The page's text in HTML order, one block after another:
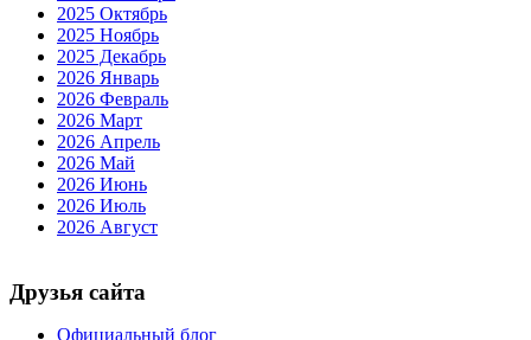
2025 Октябрь
2025 Ноябрь
2025 Декабрь
2026 Январь
2026 Февраль
2026 Март
2026 Апрель
2026 Май
2026 Июнь
2026 Июль
2026 Август
Друзья сайта
Официальный блог